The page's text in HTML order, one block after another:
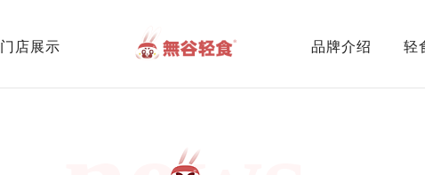
门店展示 品牌介绍 轻